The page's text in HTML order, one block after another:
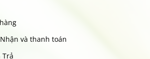
và thanh toán
Trả